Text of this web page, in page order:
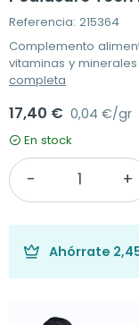
Referencia: 215364
Complemento
vitaminas y
completa
17,40 € 0,04 €/gr
En stock
Ahórrate